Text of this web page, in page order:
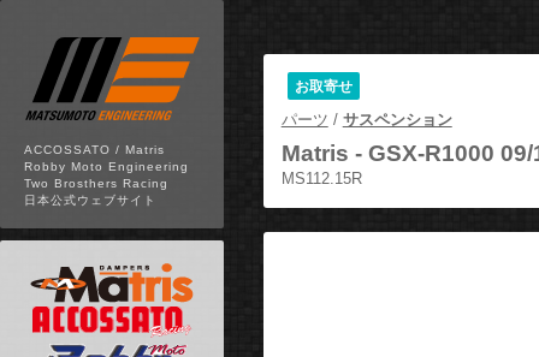
ACCOSSATO / Matris
Robby Moto Engineering
Two Brosthers Racing
日本公式ウェブサイト
お取寄せ
パーツ / サスペンション
Matris - GSX-R1000 09/
MS112.15R